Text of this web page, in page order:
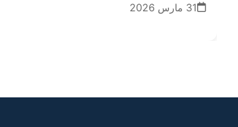
31 مارس 2026